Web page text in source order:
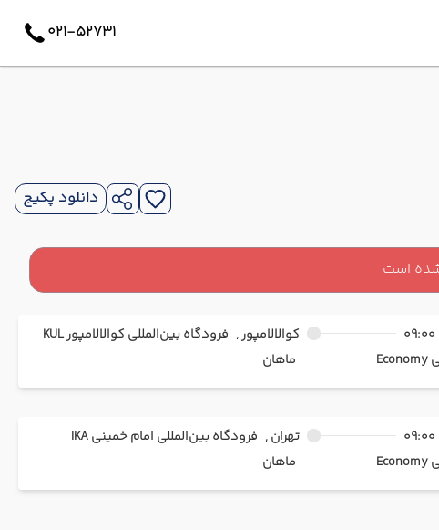
021-52731
دانلود پکیج
است
09:00 کوالالامپور , فرودگاه بین‌المللی کوالالامپور KUL
ماهان
09:00 تهران , فرودگاه بین‌المللی امام خمینی IKA
ماهان